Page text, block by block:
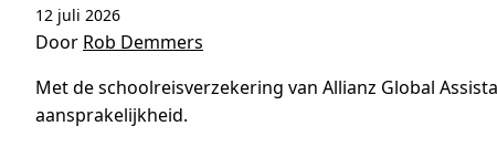
12 juli 2026
Door Rob Demmers
Met de schoolreisverzekering van Allianz Global
aansprakelijkheid.